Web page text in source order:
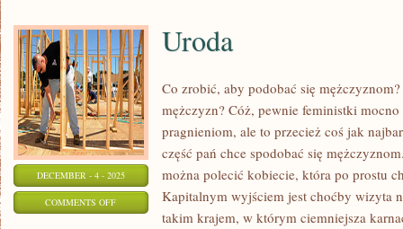
DECEMBER - 4 - 2025
COMMENTS OFFON
Uroda
Co zrobić, aby podobać się
mężczyzn? Cóż, pewnie feministki
pragnieniom, ale to przecież coś jak
część pań chce spodobać się
można polecić kobiecie, która po prostu
Kapitalnym wyjściem jest choćby wizyta
takim krajem, w którym ciemniejsza